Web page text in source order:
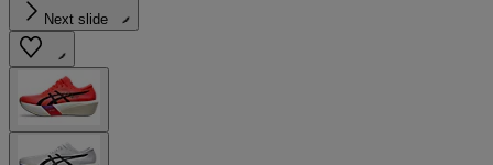
Next slide